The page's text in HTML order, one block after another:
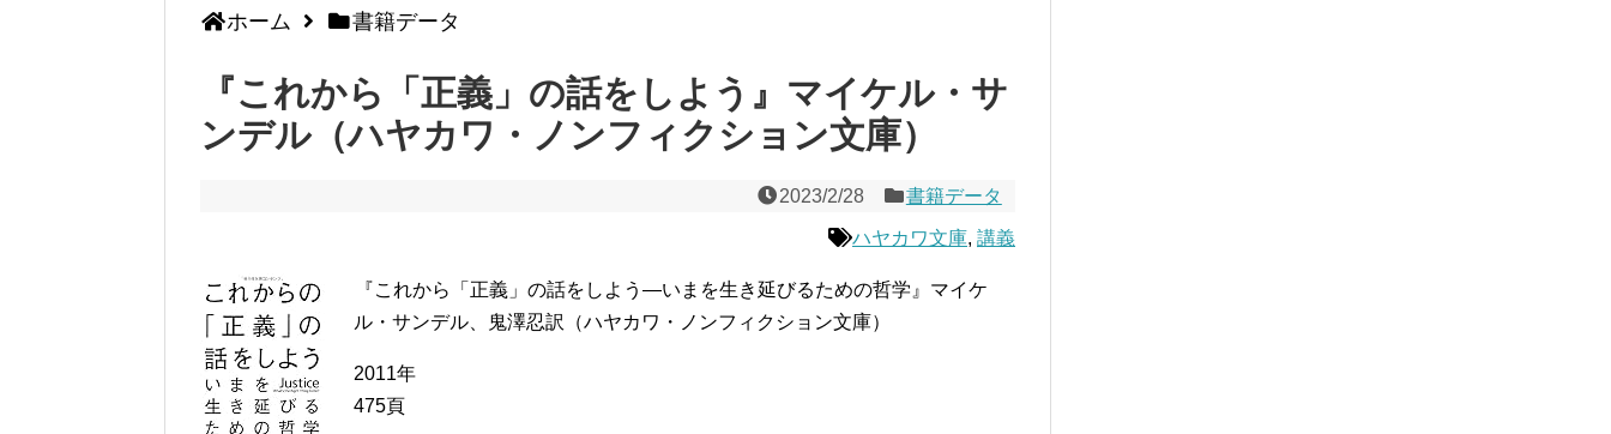
ホーム 書籍データ
『これから「正義」の話をしよう』マイケル・サ
ンデル（ハヤカワ・ノンフィクション文庫）
2023/2/28 書籍データ
ハヤカワ文庫, 講義
『これから「正義」の話をしよう―いまを生き延びるための哲学』マイケ
ル・サンデル、鬼澤忍訳（ハヤカワ・ノンフィクション文庫）
2011年
475頁